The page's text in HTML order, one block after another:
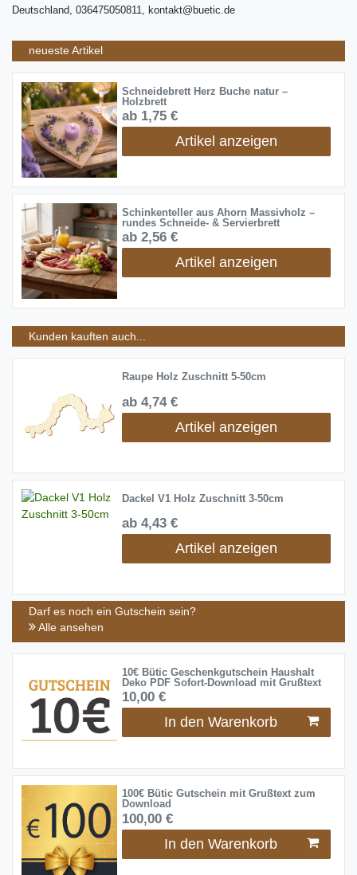
Deutschland, 036475050811, kontakt@buetic.de
neueste Artikel
Schneidebrett Herz Buche natur –
Holzbrett
ab 1,75 €
Artikel anzeigen
Schinkenteller aus Ahorn Massivholz –
rundes Schneide- & Servierbrett
ab 2,56 €
Artikel anzeigen
Kunden kauften auch...
Raupe Holz Zuschnitt 5-50cm
ab 4,74 €
Artikel anzeigen
Dackel V1 Holz Zuschnitt 3-50cm
ab 4,43 €
Artikel anzeigen
Darf es noch ein Gutschein sein?
Alle ansehen
10€ Bütic Geschenkgutschein Haushalt
Deko PDF Sofort-Download mit Grußtext
10,00 €
In den Warenkorb
100€ Bütic Gutschein mit Grußtext zum
Download
100,00 €
In den Warenkorb